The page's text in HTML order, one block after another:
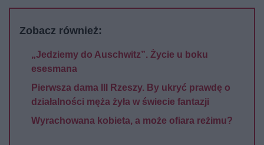
Zobacz również:
„Jedziemy do Auschwitz”. Życie u boku
esesmana
Pierwsza dama III Rzeszy. By ukryć prawdę o
działalności męża żyła w świecie fantazji
Wyrachowana kobieta, a może ofiara reżimu?